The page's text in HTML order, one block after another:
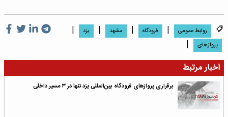
روابط عمومی | فرودگاه | مشهد | یزد |
پروازهای
|
اخبار مرتبط
برقراری پروازهای فرودگاه بین‌المللی یزد تنها در ۳ مسیر داخلی